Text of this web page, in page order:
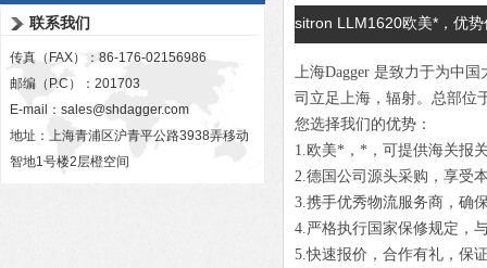
联系我们
传真（FAX）：86-176-02156986
邮编（P.C）：201703
E-mail： sales@shdagger.com
地址：上海青浦区沪青平公路3938弄移动
智地1号楼2层橙空间
sitron LLM1620欧美*，优
上海Dagger 是致力于为中
司立足上海，辐射。总部位
您选择我们的优势：
1.欧美*，*，可提供海关报
2.德国公司源头采购，享受
3.携手优秀物流服务商，确
4.严格执行国家保修规定，
5.快速报价，合作有礼，保